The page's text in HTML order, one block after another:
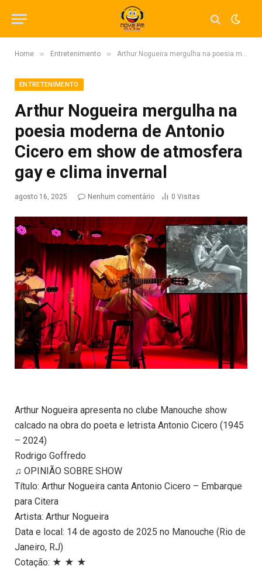
Home » Entretenimento » Arthur Nogueira mergulha na poesia moderna de Antonio Cicero em show de atmosfera gay e clima invernal
ENTRETENIMENTO
Arthur Nogueira mergulha na
poesia moderna de Antonio
Cicero em show de atmosfera
gay e clima invernal
agosto 16, 2025 Nenhum comentário 0 Visitas
Arthur Nogueira apresenta no clube Manouche show
calcado na obra do poeta e letrista Antonio Cicero (1945
– 2024)
Rodrigo Goffredo
♫ OPINIÃO SOBRE SHOW
Título: Arthur Nogueira canta Antonio Cicero – Embarque
para Citera
Artista: Arthur Nogueira
Data e local: 14 de agosto de 2025 no Manouche (Rio de
Janeiro, RJ)
Cotação: ★ ★ ★